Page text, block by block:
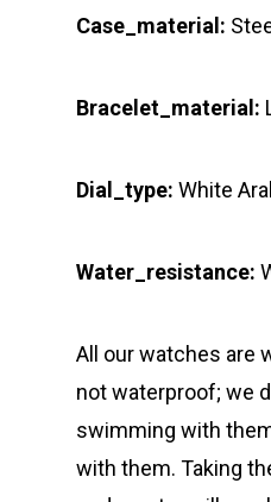
Case_material:
Bracelet_material:
Dial_type: White
Water_resistance:
All our watches are
not waterproof; we
swimming with
with them. Taking